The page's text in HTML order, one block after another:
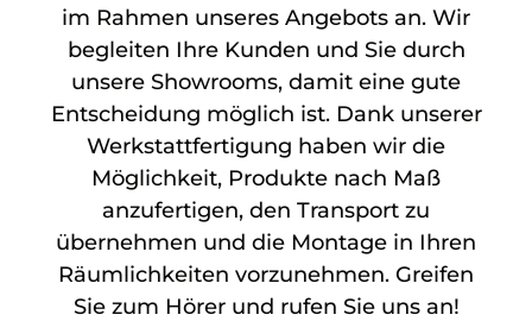
im Rahmen unseres Angebots an. Wir
begleiten Ihre Kunden und Sie durch
unsere Showrooms, damit eine gute
Entscheidung möglich ist. Dank unserer
Werkstattfertigung haben wir die
Möglichkeit, Produkte nach Maß
anzufertigen, den Transport zu
übernehmen und die Montage in Ihren
Räumlichkeiten vorzunehmen. Greifen
Sie zum Hörer und rufen Sie uns an!